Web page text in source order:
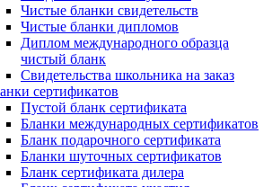
Чистые бланки свидетельств
Чистые бланки дипломов
Диплом международного образца
чистый бланк
Свидетельства школьника на заказ
сертификатов
Пустой бланк сертификата
Бланки международных сертификатов
Бланк подарочного сертификата
Бланки шуточных сертификатов
Бланк сертификата дилера